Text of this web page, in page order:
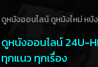
ดูหนังออนไลน์ ดูหนังใหม่ หนั
ดูหนังออนไลน์ 24U-
ทุกแนว ทุกเรื่อง